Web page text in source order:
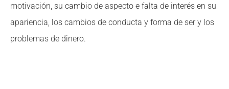
motivación, su cambio de aspecto e falta de interés en su
apariencia, los cambios de conducta y forma de ser y los
problemas de dinero.